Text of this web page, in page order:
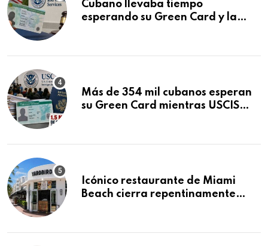
Cubano llevaba tiempo
esperando su Green Card y la
Más de 354 mil cubanos esperan
su Green Card mientras USCIS
Icónico restaurante de Miami
Beach cierra repentinamente